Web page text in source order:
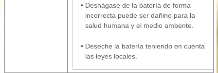
• Deshágase de la batería de forma
incorrecta puede ser dañino para la
salud humana y el medio ambente.
• Deseche la batería teniendo en cuenta
las leyes locales.